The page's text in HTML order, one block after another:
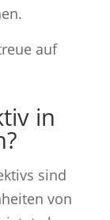
in
sind
von